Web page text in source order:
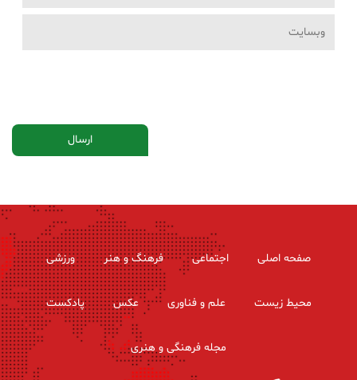
صفحه اصلی اجتماعی فرهنگ و هنر ورزشی
محیط زیست علم و فناوری عکس پادکست
مجله فرهنگی و هنری